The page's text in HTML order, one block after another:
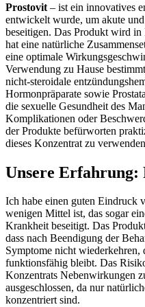
Prostovit – ist ein innovatives
entwickelt wurde, um akute
beseitigen. Das Produkt wird in
hat eine natürliche
eine optimale
Verwendung zu Hause
nicht-steroidale
Hormonpräparate sowie
die sexuelle Gesundheit des
Komplikationen oder
der Produkte befürworten
dieses Konzentrat zu
Unsere Erfahrung:
Ich habe einen guten Eindruck
wenigen Mittel ist, das sogar
Krankheit beseitigt. Das
dass nach Beendigung der
Symptome nicht wiederkehren,
funktionsfähig bleibt. Das
Konzentrats Nebenwirkungen
ausgeschlossen, da nur
konzentriert sind.